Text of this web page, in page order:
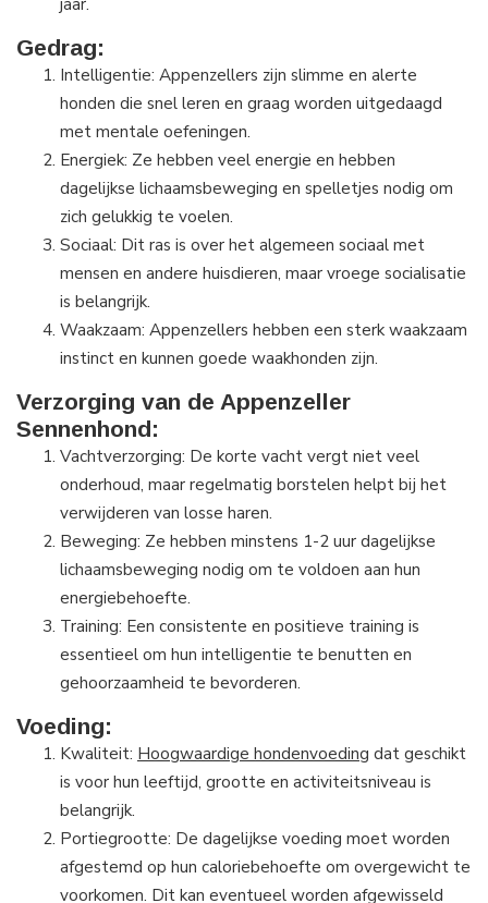
Gedrag:
Intelligentie: Appenzellers zijn slimme en alerte
honden die snel leren en graag worden uitgedaagd
met mentale oefeningen.
Energiek: Ze hebben veel energie en hebben
dagelijkse lichaamsbeweging en spelletjes nodig om
zich gelukkig te voelen.
Sociaal: Dit ras is over het algemeen sociaal met
mensen en andere huisdieren, maar vroege socialisatie
is belangrijk.
Waakzaam: Appenzellers hebben een sterk waakzaam
instinct en kunnen goede waakhonden zijn.
Verzorging van de Appenzeller
Sennenhond:
Vachtverzorging: De korte vacht vergt niet veel
onderhoud, maar regelmatig borstelen helpt bij het
verwijderen van losse haren.
Beweging: Ze hebben minstens 1-2 uur dagelijkse
lichaamsbeweging nodig om te voldoen aan hun
energiebehoefte.
Training: Een consistente en positieve training is
essentieel om hun intelligentie te benutten en
gehoorzaamheid te bevorderen.
Voeding:
Kwaliteit: Hoogwaardige hondenvoeding dat geschikt
is voor hun leeftijd, grootte en activiteitsniveau is
belangrijk.
Portiegrootte: De dagelijkse voeding moet worden
afgestemd op hun caloriebehoefte om overgewicht te
voorkomen. Dit kan eventueel worden afgewisseld